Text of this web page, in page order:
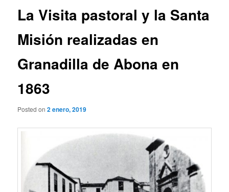
La Visita pastoral y la Santa
Misión realizadas en
Granadilla de Abona en
1863
Posted on2 enero, 2019